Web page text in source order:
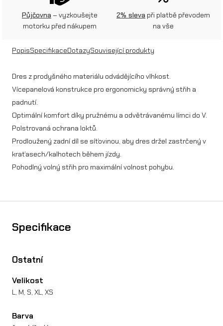
d
r
e
s
E
L
E
T
A
C
E
Půjčovna – vyzkoušejte
motorku před nákupem
2% sleva při platbě převodem
na vše
PopisSpecifikaceDotazySouvisející produkty
Dres z prodyšného materiálu odvádějícího vlhkost.
Vícepanelová konstrukce pro ergonomicky správný střih a
padnutí.
Optimální komfort díky pružnému a odvětrávanému límci do V.
Polstrovaná ochrana loktů.
Prodloužený zadní díl se síťovinou, aby dres držel zastrčený v
kraťasech/kalhotech během jízdy.
Pohodlný volný střih pro maximální volnost pohybu.
Specifikace
Ostatní
Velikost
L, M, S, XL, XS
Barva